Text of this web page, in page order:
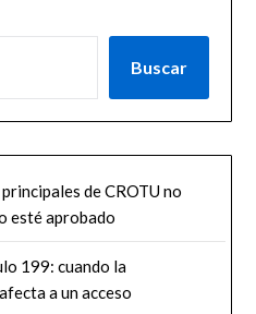
Buscar
de CROTU no
esté aprobado
199: cuando la
a un acceso